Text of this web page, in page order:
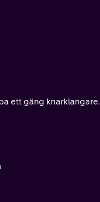
ett gäng knarklangare.